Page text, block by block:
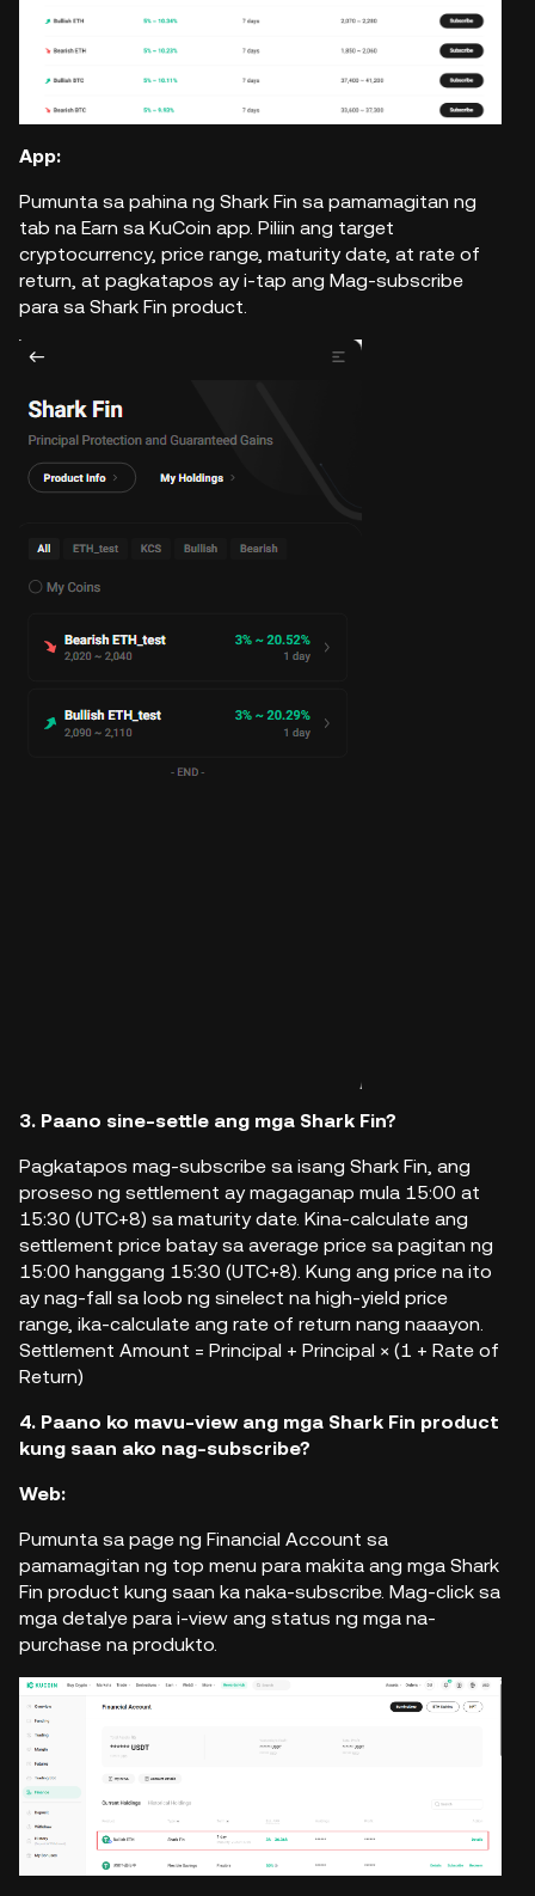
App:
Pumunta sa pahina ng Shark Fin sa pamamagitan ng
tab na Earn sa KuCoin app. Piliin ang target
cryptocurrency, price range, maturity date, at rate of
return, at pagkatapos ay i-tap ang Mag-subscribe
para sa Shark Fin product.
3. Paano sine-settle ang mga Shark Fin?
Pagkatapos mag-subscribe sa isang Shark Fin, ang
proseso ng settlement ay magaganap mula 15:00 at
15:30 (UTC+8) sa maturity date. Kina-calculate ang
settlement price batay sa average price sa pagitan ng
15:00 hanggang 15:30 (UTC+8). Kung ang price na ito
ay nag-fall sa loob ng sinelect na high-yield price
range, ika-calculate ang rate of return nang naaayon.
Settlement Amount = Principal + Principal × (1 + Rate of
Return)
4. Paano ko mavu-view ang mga Shark Fin product
kung saan ako nag-subscribe?
Web:
Pumunta sa page ng Financial Account sa
pamamagitan ng top menu para makita ang mga Shark
Fin product kung saan ka naka-subscribe. Mag-click sa
mga detalye para i-view ang status ng mga na-
purchase na produkto.